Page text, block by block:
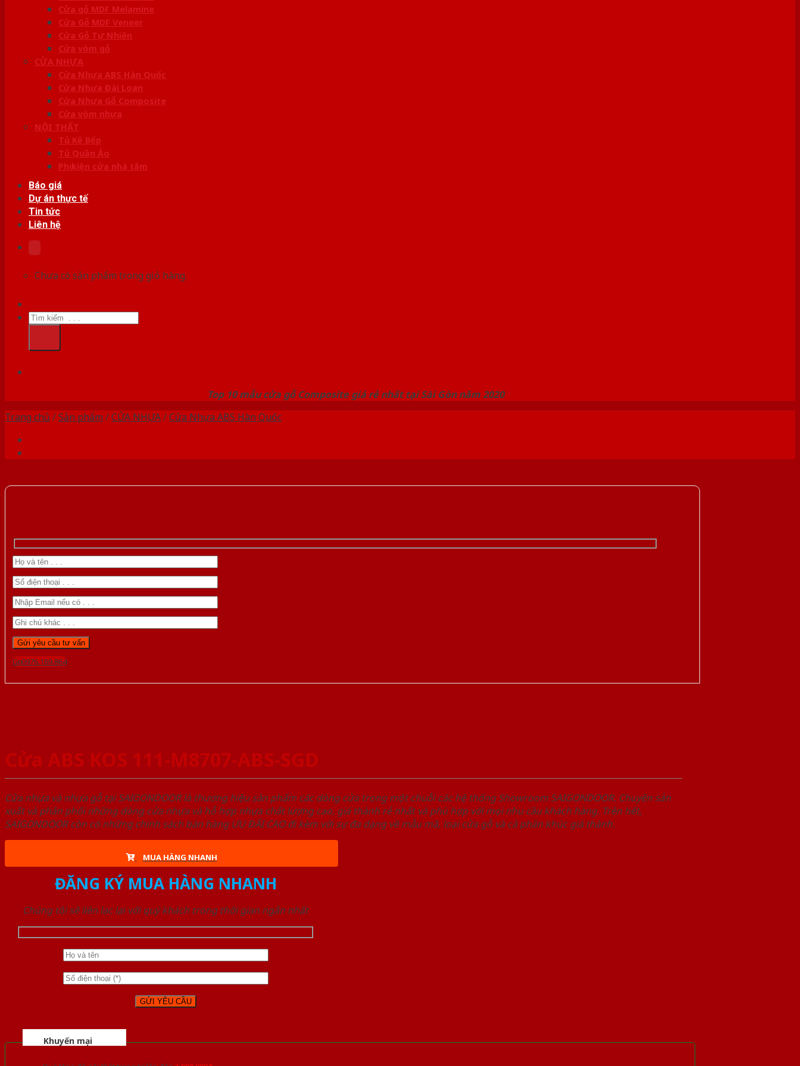
Cửa gỗ MDF Melamine
Cửa Gỗ MDF Veneer
Cửa Gỗ Tự Nhiên
Cửa vòm gỗ
CỬA NHỰA
Cửa Nhựa ABS Hàn Quốc
Cửa Nhựa Đài Loan
Cửa Nhựa Gỗ Composite
Cửa vòm nhựa
NỘI THẤT
Tủ Kệ Bếp
Tủ Quần Áo
Phụ kiện cửa nhà tắm
Báo giá
Dự án thực tế
Tin tức
Liên hệ
Chưa có sản phẩm trong giỏ hàng.
Tìm
kiếm:
Top 10 mẫu cửa gỗ Composite giá rẻ nhất tại Sài Gòn năm 2020
Trang chủ /Sản phẩm /CỬA NHỰA/Cửa Nhựa ABS Hàn Quốc
Gọi 0976.169.864
Cửa ABS KOS 111-M8707-ABS-SGD
Cửa nhựa và nhựa gỗ tại SAIGONDOOR là thương hiệu sản phẩm các dòng cửa trong một chuỗi các hệ thống Showroom SAIGONDOOR. Chuyên sản
xuất và phân phối những dòng cửa nhựa và hỗ hợp nhựa chất lượng cao, giá thành rẻ nhất và phù hợp với mọi nhu cầu khách hàng. Trên hết,
SAIGONDOOR còn có những chính sách bán hàng ƯU ĐÃI CAO đi kèm với sự đa dạng về mẫu mã, loại cửa gỗ và cả phân khúc giá thành.
MUA HÀNG NHANH
ĐĂNG KÝ MUA HÀNG NHANH
Chúng tôi sẽ liên lạc lại với quý khách trong thời gian ngắn nhất
Khuyến mại